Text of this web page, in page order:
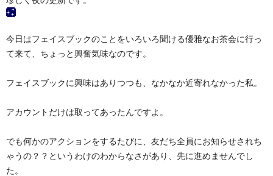
リ
今日はフェイスブックのことをいろいろ聞ける優雅なお茶会に行っ
て来て、ちょっと興奮気味なのです。
フェイスブックに興味はありつつも、なかなか近寄れなかった私。
アカウントだけは取ってあったんですよ。
でも何かのアクションをするたびに、友だち全員にお知らせされち
ゃうの？？というわけのわからなさがあり、先に進めませんでし
た。